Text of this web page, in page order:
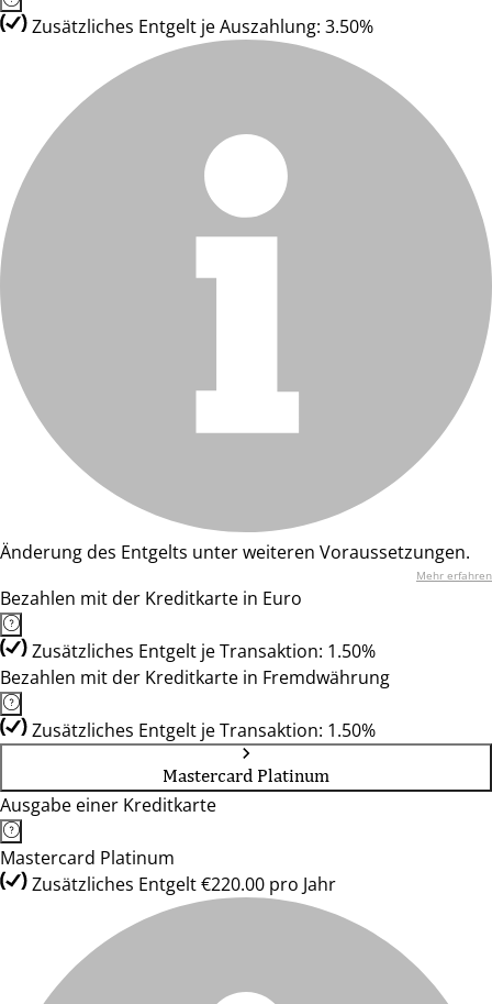
Zusätzliches Entgelt je Auszahlung: 3.50%
Änderung des Entgelts unter weiteren Voraussetzungen.
Mehr erfahren
Bezahlen mit der Kreditkarte in Euro
Zusätzliches Entgelt je Transaktion: 1.50%
Bezahlen mit der Kreditkarte in Fremdwährung
Zusätzliches Entgelt je Transaktion: 1.50%
Mastercard Platinum
Ausgabe einer Kreditkarte
Mastercard Platinum
Zusätzliches Entgelt €220.00 pro Jahr